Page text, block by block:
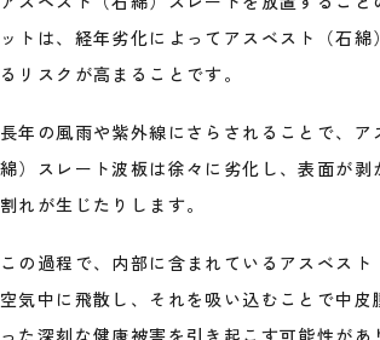
ットは、経年劣化によってアスベスト（石綿
るリスクが高まることです。
長年の風雨や紫外線にさらされることで、ア
綿）スレート波板は徐々に劣化し、表面が剥
割れが生じたりします。
この過程で、内部に含まれているアスベスト
空気中に飛散し、それを吸い込むことで中皮
った深刻な健康被害を引き起こす可能性があ